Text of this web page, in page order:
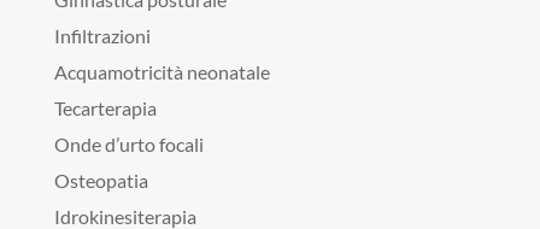
Infiltrazioni
Acquamotricità neonatale
Tecarterapia
Onde d’urto focali
Osteopatia
Idrokinesiterapia